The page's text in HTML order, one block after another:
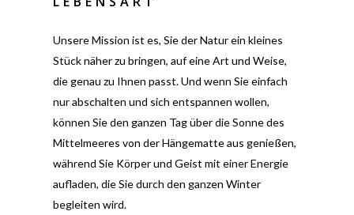
Unsere Mission ist es, Sie der Natur ein kleines
Stück näher zu bringen, auf eine Art und Weise,
die genau zu Ihnen passt. Und wenn Sie einfach
nur abschalten und sich entspannen wollen,
können Sie den ganzen Tag über die Sonne des
Mittelmeeres von der Hängematte aus genießen,
während Sie Körper und Geist mit einer Energie
aufladen, die Sie durch den ganzen Winter
begleiten wird.